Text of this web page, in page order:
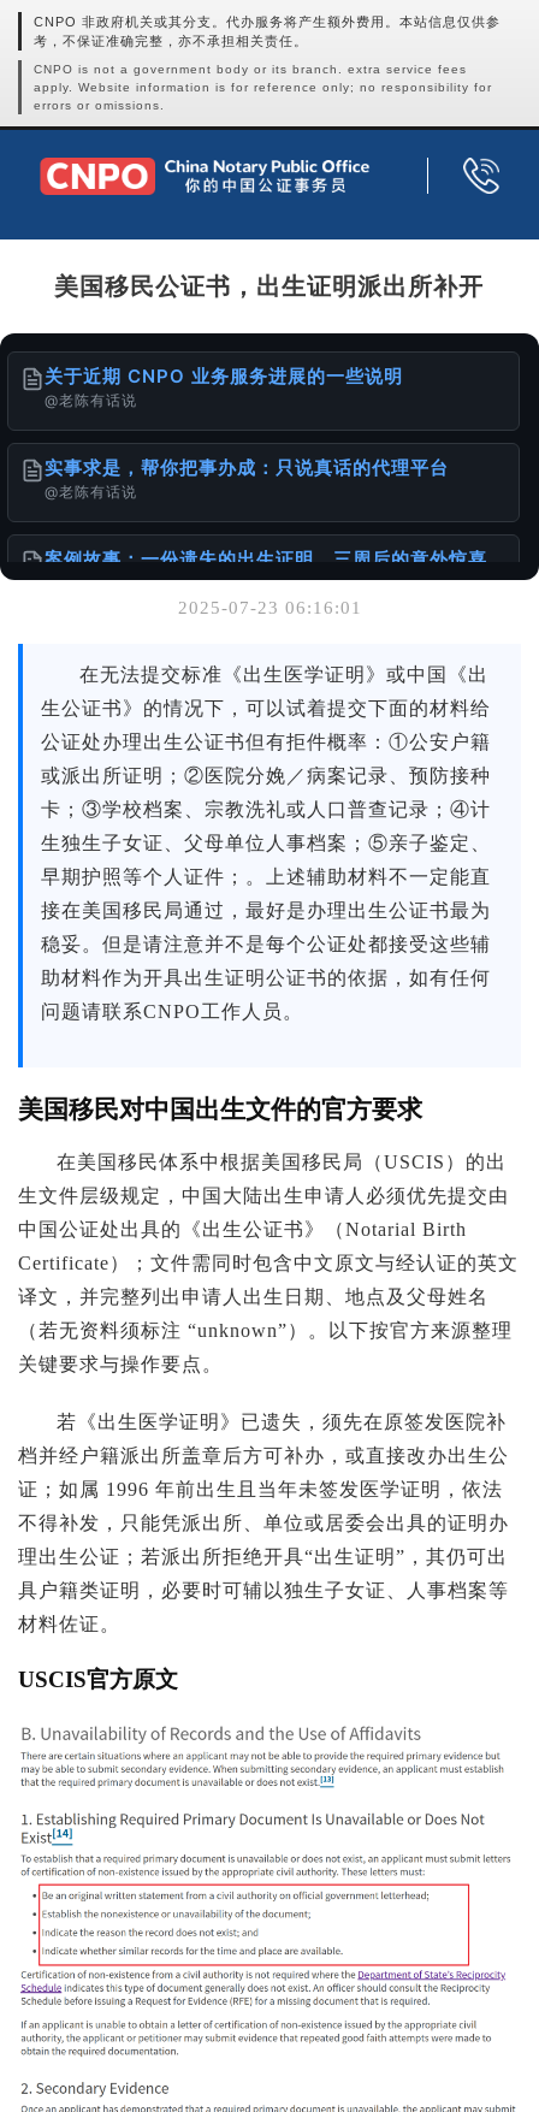
CNPO 非政府机关或其分支。代办服务将产生额外费用。本站信息仅供参
考，不保证准确完整，亦不承担相关责任。
CNPO is not a government body or its branch. extra service fees
apply. Website information is for reference only; no responsibility for
errors or omissions.
美国移民公证书，出生证明派出所补开
关于近期 CNPO 业务服务进展的一些说明
@老陈有话说
实事求是，帮你把事办成：只说真话的代理平台
@老陈有话说
案例故事：一份遗失的出生证明，三周后的意外惊喜
@老陈有话说
服务使用说明书
@老陈有话说
怎么办理出生公证书？针对不同年代出生人群的详细
攻略
@老陈有话说
港澳台同胞移民加速包：无犯罪公证办理全流程+真实
案例
@老陈有话说
2025-07-23 06:16:01
在无法提交标准《出生医学证明》或中国《出
生公证书》的情况下，可以试着提交下面的材料给
公证处办理出生公证书但有拒件概率：①公安户籍
或派出所证明；②医院分娩／病案记录、预防接种
卡；③学校档案、宗教洗礼或人口普查记录；④计
生独生子女证、父母单位人事档案；⑤亲子鉴定、
早期护照等个人证件；。上述辅助材料不一定能直
接在美国移民局通过，最好是办理出生公证书最为
稳妥。但是请注意并不是每个公证处都接受这些辅
助材料作为开具出生证明公证书的依据，如有任何
问题请联系CNPO工作人员。
美国移民对中国出生文件的官方要求
在美国移民体系中根据美国移民局（USCIS）的出
生文件层级规定，中国大陆出生申请人必须优先提交由
中国公证处出具的《出生公证书》（Notarial Birth
Certificate）；文件需同时包含中文原文与经认证的英文
译文，并完整列出申请人出生日期、地点及父母姓名
（若无资料须标注 “unknown”）。以下按官方来源整理
关键要求与操作要点。
若《出生医学证明》已遗失，须先在原签发医院补
档并经户籍派出所盖章后方可补办，或直接改办出生公
证；如属 1996 年前出生且当年未签发医学证明，依法
不得补发，只能凭派出所、单位或居委会出具的证明办
理出生公证；若派出所拒绝开具“出生证明”，其仍可出
具户籍类证明，必要时可辅以独生子女证、人事档案等
材料佐证。
USCIS官方原文